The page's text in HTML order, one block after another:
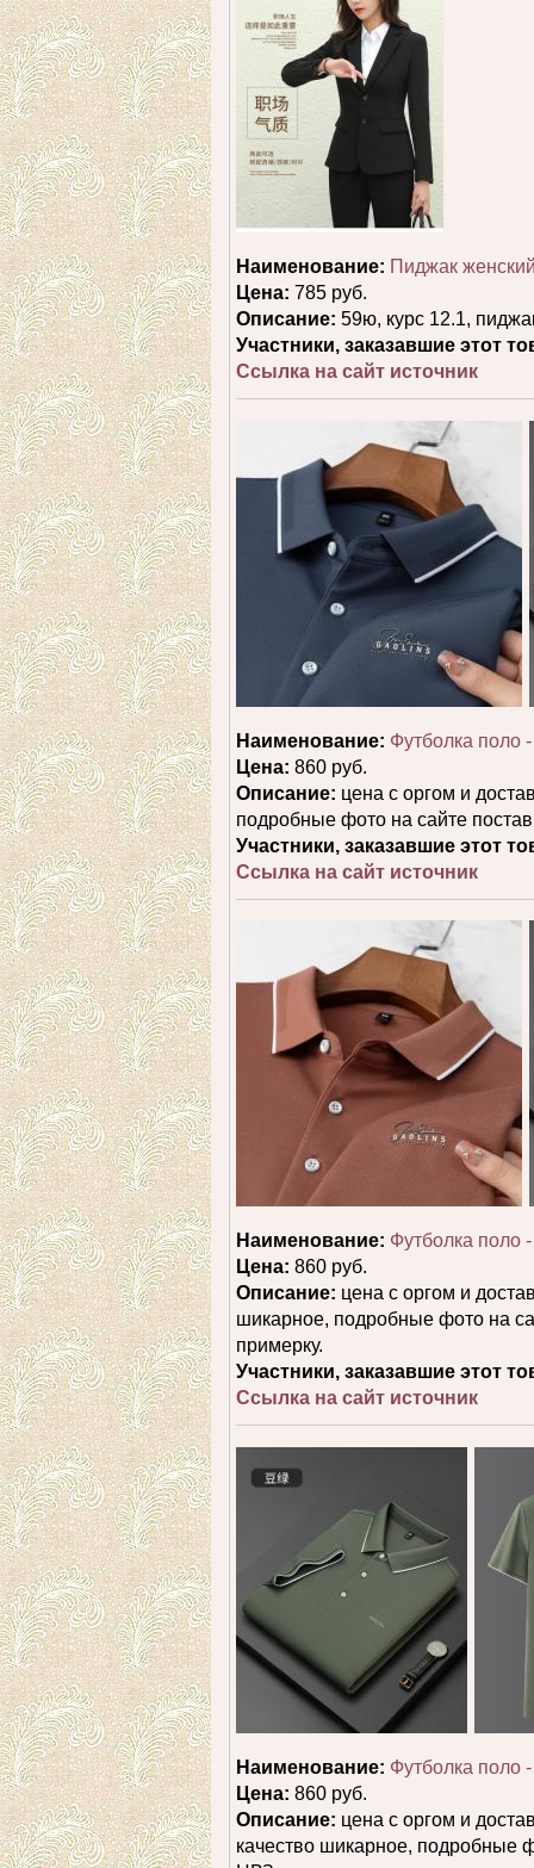
Наименование: Пиджак
Цена: 785 руб.
Описание: 59ю, курс 12.1,
Участники, заказавшие этот
Ссылка на сайт источник
Наименование: Футболка поло
Цена: 860 руб.
Описание: цена с оргом и
подробные фото на сайте
Участники, заказавшие этот
Ссылка на сайт источник
Наименование: Футболка поло
Цена: 860 руб.
Описание: цена с оргом и
шикарное, подробные фото
примерку.
Участники, заказавшие этот
Ссылка на сайт источник
Наименование: Футболка поло
Цена: 860 руб.
Описание: цена с оргом и
качество шикарное,